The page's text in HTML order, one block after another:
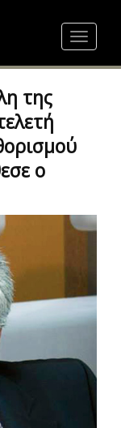
Toggle
της
ο